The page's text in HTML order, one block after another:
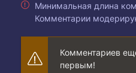
Минимальная длина
Комментарии
Комментариев
первым!